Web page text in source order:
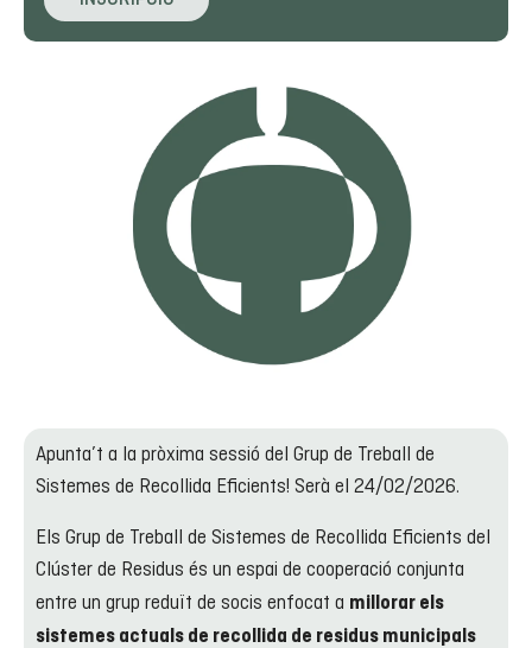
Apunta’t a la pròxima sessió del Grup de Treball de
Sistemes de Recollida Eficients! Serà el 24/02/2026.
Els Grup de Treball de Sistemes de Recollida Eficients del
Clúster de Residus és un espai de cooperació conjunta
entre un grup reduït de socis enfocat a millorar els
sistemes actuals de recollida de residus municipals